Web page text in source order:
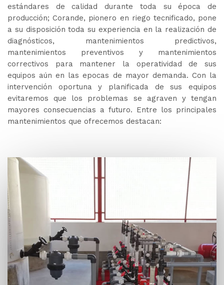
estándares de calidad durante toda su época de
producción; Corande, pionero en riego tecnificado, pone
a su disposición toda su experiencia en la realización de
diagnósticos, mantenimientos predictivos,
mantenimientos preventivos y mantenimientos
correctivos para mantener la operatividad de sus
equipos aún en las epocas de mayor demanda. Con la
intervención oportuna y planificada de sus equipos
evitaremos que los problemas se agraven y tengan
mayores consecuencias a futuro. Entre los principales
mantenimientos que ofrecemos destacan: